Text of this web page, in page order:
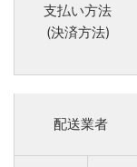
支払い方法
(決済方法)
配送業者